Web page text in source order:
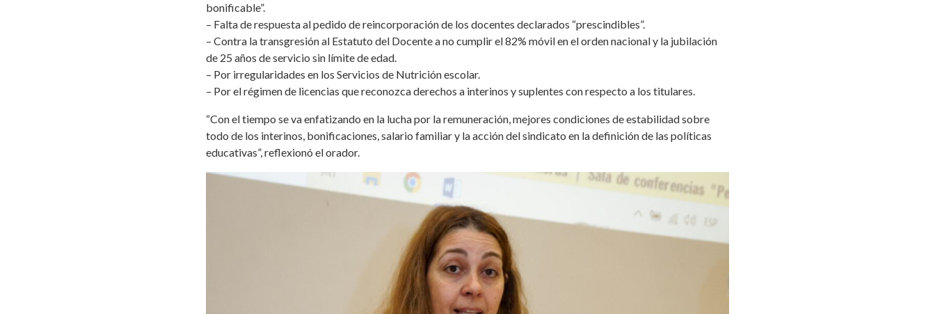
bonificable”.
– Falta de respuesta al pedido de reincorporación de los docentes declarados “prescindibles”.
– Contra la transgresión al Estatuto del Docente a no cumplir el 82% móvil en el orden nacional y la jubilación
de 25 años de servicio sin límite de edad.
– Por irregularidades en los Servicios de Nutrición escolar.
– Por el régimen de licencias que reconozca derechos a interinos y suplentes con respecto a los titulares.
“Con el tiempo se va enfatizando en la lucha por la remuneración, mejores condiciones de estabilidad sobre
todo de los interinos, bonificaciones, salario familiar y la acción del sindicato en la definición de las políticas
educativas”, reflexionó el orador.